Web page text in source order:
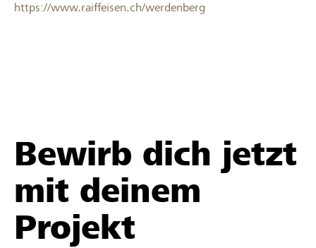
https://www.raiffeisen.ch/werdenberg
Bewirb dich jetzt
mit deinem
Projekt